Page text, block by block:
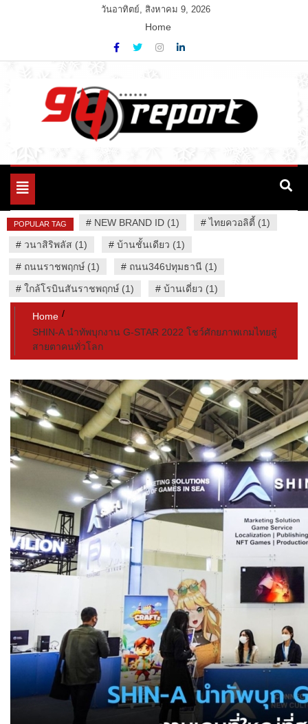
วันอาทิตย์, สิงหาคม 9, 2026
Home
94 Report.com
Variety News
Toggle
POPULAR TAG # NEW BRAND ID (1) #ไทยควอลิตี้ (1)
# วนาสิริพลัส (1) # บ้านชั้นเดียว (1)
# ถนนราชพฤกษ์ (1) # ถนน346ปทุมธานี (1)
# ใกล้โรบินสันราชพฤกษ์ (1) # บ้านเดี่ยว (1)
Home
SHIN-A นำทัพบุกงาน G-STAR 2022 โชว์ศักยภาพเกมไทยสู่
สายตาคนทั่วโลก